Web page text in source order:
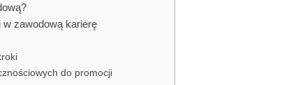
w zawodową karierę
do promocji